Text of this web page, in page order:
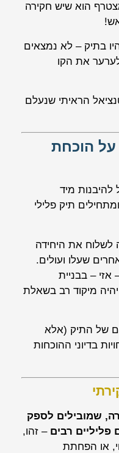
הוא שיש חקירה
בתיק – לא נמצאים
את הקו
הראיתי שנעלם
על הוכחת
להיבנות מיד
תיק פלילי
לשלוח את היחידה
שעלו ועולים.
– בבניית
מיקוד רב בשאלת
של התיק (אלא
בדיוני ההוכחות
שמובילים לספק
פליליים רבים – זהו,
או הפחתת